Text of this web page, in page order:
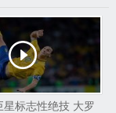
星标志性绝技 大罗